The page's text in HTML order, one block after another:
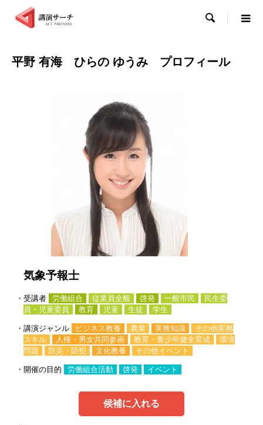

平野 有海 ひらの ゆうみ プロフィール
気象予報士
・受講者 労働組合 従業員全般 啓発 一般市民
民生委
員・児童委員
教育 児童 生徒 学生
・講演ジャンル ビジネス教養 農業 実務知識
その他実務
スキル
人権・男女共同参画 教育・青少年健全育成
環境
問題
防災・防犯 文化教養 その他イベント
・開催の目的 労働組合活動 啓発 イベント
候補に入れる